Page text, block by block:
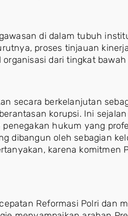
di dalam tubuh
proses tinjauan
dari tingkat
secara berkelanjutan
korupsi. Ini
hukum yang
dibangun oleh sebagian
karena komitmen
Reformasi Polri dan